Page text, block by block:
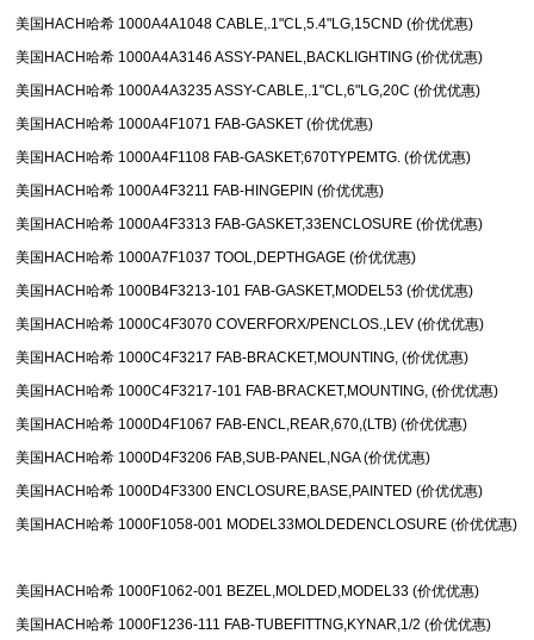
美国HACH哈希 1000A4A1048 CABLE,.1"CL,5.4"LG,15CND (价优优惠)
美国HACH哈希 1000A4A3146 ASSY-PANEL,BACKLIGHTING (价优优惠)
美国HACH哈希 1000A4A3235 ASSY-CABLE,.1"CL,6"LG,20C (价优优惠)
美国HACH哈希 1000A4F1071 FAB-GASKET (价优优惠)
美国HACH哈希 1000A4F1108 FAB-GASKET;670TYPEMTG. (价优优惠)
美国HACH哈希 1000A4F3211 FAB-HINGEPIN (价优优惠)
美国HACH哈希 1000A4F3313 FAB-GASKET,33ENCLOSURE (价优优惠)
美国HACH哈希 1000A7F1037 TOOL,DEPTHGAGE (价优优惠)
美国HACH哈希 1000B4F3213-101 FAB-GASKET,MODEL53 (价优优惠)
美国HACH哈希 1000C4F3070 COVERFORX/PENCLOS.,LEV (价优优惠)
美国HACH哈希 1000C4F3217 FAB-BRACKET,MOUNTING, (价优优惠)
美国HACH哈希 1000C4F3217-101 FAB-BRACKET,MOUNTING, (价优优惠)
美国HACH哈希 1000D4F1067 FAB-ENCL,REAR,670,(LTB) (价优优惠)
美国HACH哈希 1000D4F3206 FAB,SUB-PANEL,NGA (价优优惠)
美国HACH哈希 1000D4F3300 ENCLOSURE,BASE,PAINTED (价优优惠)
美国HACH哈希 1000F1058-001 MODEL33MOLDEDENCLOSURE (价优优惠)
美国HACH哈希 1000F1062-001 BEZEL,MOLDED,MODEL33 (价优优惠)
美国HACH哈希 1000F1236-111 FAB-TUBEFITTNG,KYNAR,1/2 (价优优惠)